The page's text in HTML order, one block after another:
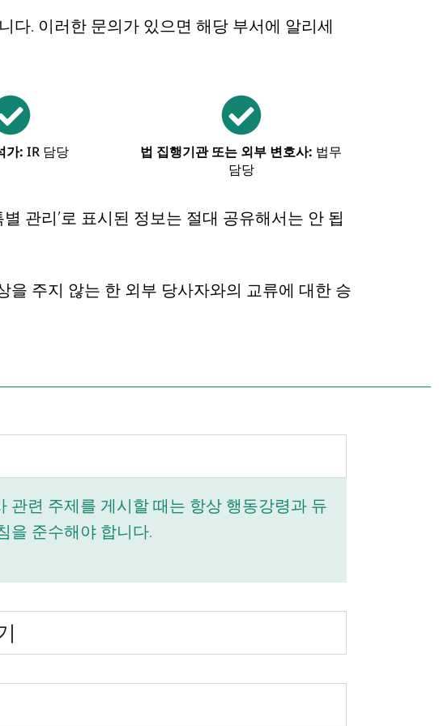
다. 이러한 문의가 있으면 해당 부서에 알리세
가: IR 담당 법 집행기관 또는 외부 변호사: 법무
담당
관리’로 표시된 정보는 절대 공유해서는 안 됩
을 주지 않는 한 외부 당사자와의 교류에 대한 승
관련 주제를 게시할 때는 항상 행동강령과 듀
을 준수해야 합니다.